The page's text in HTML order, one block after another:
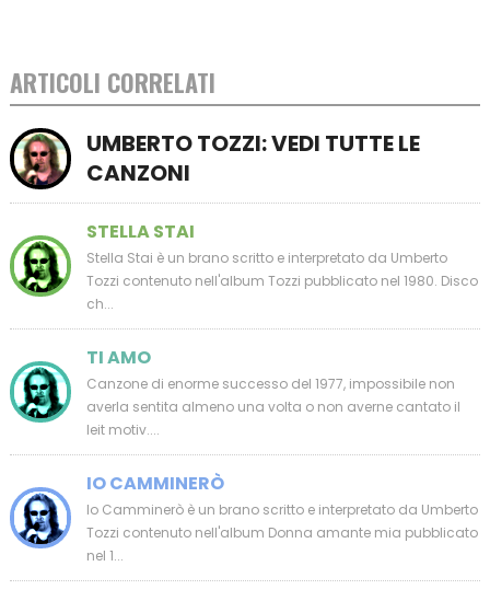
ARTICOLI CORRELATI
UMBERTO TOZZI: VEDI TUTTE LE
CANZONI
STELLA STAI
Stella Stai è un brano scritto e interpretato da Umberto
Tozzi contenuto nell'album Tozzi pubblicato nel 1980. Disco
ch...
TI AMO
Canzone di enorme successo del 1977, impossibile non
averla sentita almeno una volta o non averne cantato il
leit motiv....
IO CAMMINERÒ
Io Camminerò è un brano scritto e interpretato da Umberto
Tozzi contenuto nell'album Donna amante mia pubblicato
nel 1...